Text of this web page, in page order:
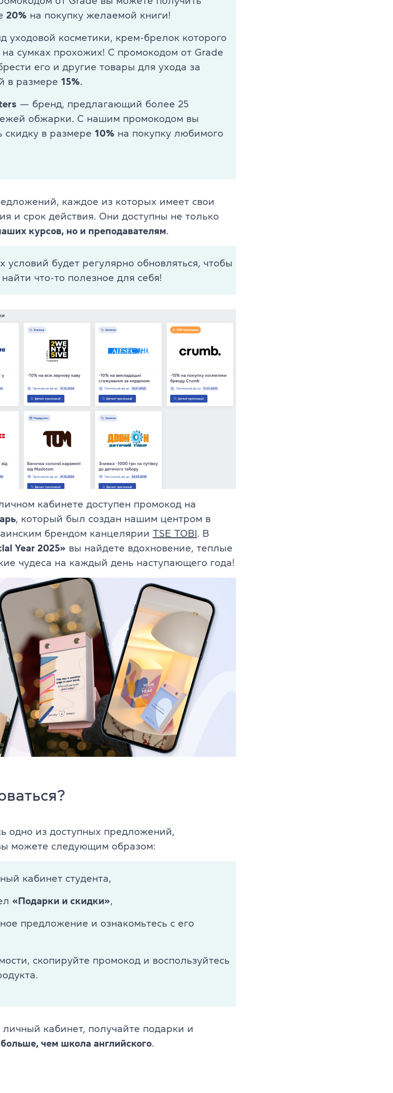
TKT Module 2
TKT Module YL
Экзамены Cambridge English
A2 Key (KET) + for Schools
C2 Proficiency (CPE)
TKT Modules 1, 2, 3, YL, CLIL
Условия регистрации
Подготовка к IELTS
Пробный тест IELTS
Об экзамене IELTS
Подготовка к TOEFL
Пробный тест TOEFL
Об экзамене TOEFL
20% на покупку желаемой книги!
уходовой косметики, крем-брелок которого
сумках прохожих! С промокодом от Grade
его и другие товары для ухода за
в размере 15%.
— бренд, предлагающий более 25
обжарки. С нашим промокодом вы
скидку в размере 10% на покупку любимого
каждое из которых имеет свои
и срок действия. Они доступны не только
курсов, но и преподавателям.
условий будет регулярно обновляться, чтобы
что-то полезное для себя!
кабинете доступен промокод на
, который был создан нашим центром в
брендом канцелярии TSE TOBI. В
Year 2025» вы найдете вдохновение, теплые
чудеса на каждый день наступающего года!
одно из доступных предложений,
можете следующим образом:
кабинет студента,
«Подарки и скидки»,
предложение и ознакомьтесь с его
скопируйте промокод и воспользуйтесь
кабинет, получайте подарки и
чем школа английского.